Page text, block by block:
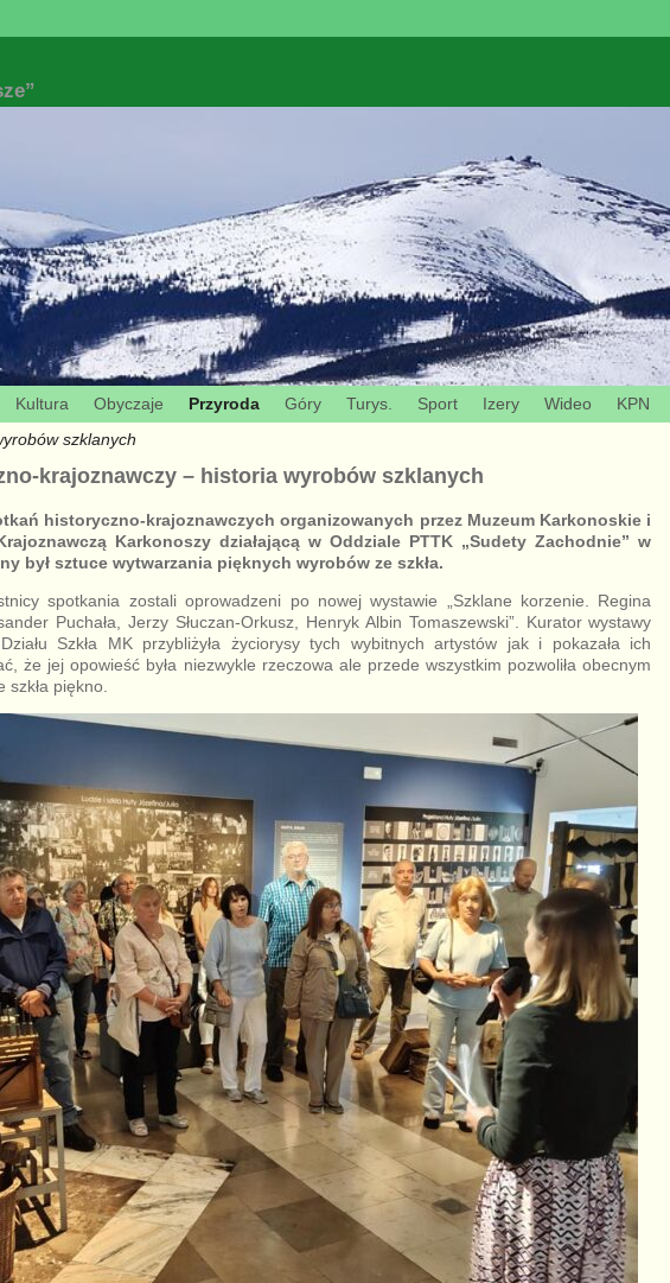
Kultura Obyczaje Przyroda Góry Turys. Sport Izery Wideo KPN
szklanych
krajoznawczy – historia wyrobów szklanych
historyczno-krajoznawczych organizowanych przez Muzeum Karkonoskie i
Karkonoszy działającą w Oddziale PTTK „Sudety Zachodnie” w
był sztuce wytwarzania pięknych wyrobów ze szkła.
spotkania zostali oprowadzeni po nowej wystawie „Szklane korzenie. Regina
Puchała, Jerzy Słuczan-Orkusz, Henryk Albin Tomaszewski”. Kurator wystawy
Szkła MK przybliżyła życiorysy tych wybitnych artystów jak i pokazała ich
że jej opowieść była niezwykle rzeczowa ale przede wszystkim pozwoliła obecnym
szkła piękno.